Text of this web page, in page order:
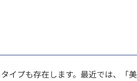
イプも存在します。最近では、「